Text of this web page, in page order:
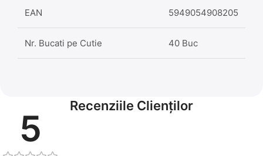
EAN 5949054908205
Nr. Bucati pe Cutie 40 Buc
Recenziile Clienților
5